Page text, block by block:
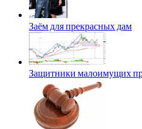
Заём для прекрасных дам
Защитники малоимущих